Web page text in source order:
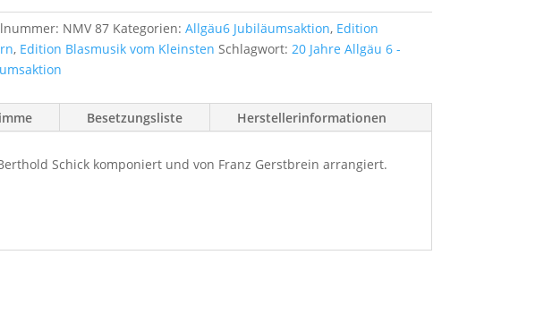
NMV 87 Kategorien:Allgäu6 Jubiläumsaktion, Edition
, Edition Blasmusik vom Kleinsten Schlagwort: 20 Jahre Allgäu 6 -
Besetzungsliste Herstellerinformationen
Schick komponiert und von Franz Gerstbrein arrangiert.